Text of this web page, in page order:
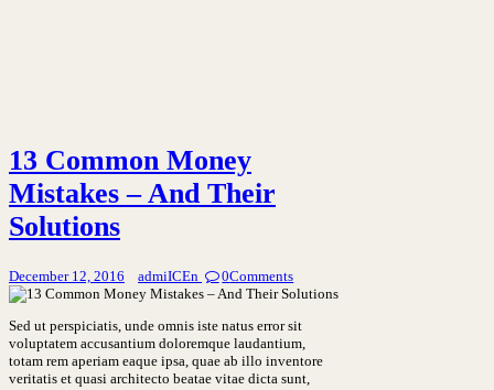
13 Common Money
Mistakes – And Their
Solutions
December 12, 2016 admiICEn 0Comments
Sed ut perspiciatis, unde omnis iste natus error sit
voluptatem accusantium doloremque laudantium,
totam rem aperiam eaque ipsa, quae ab illo inventore
veritatis et quasi architecto beatae vitae dicta sunt,